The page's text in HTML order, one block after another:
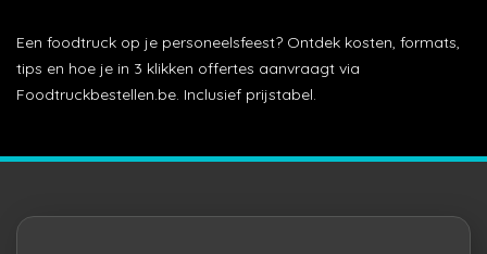
Een foodtruck op je personeelsfeest? Ontdek kosten, formats,
tips en hoe je in 3 klikken offertes aanvraagt via
Foodtruckbestellen.be. Inclusief prijstabel.